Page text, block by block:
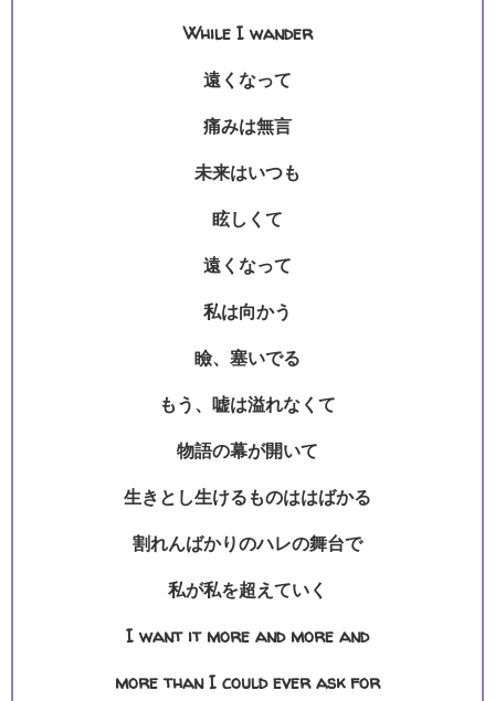
While I wander
遠くなって
痛みは無言
未来はいつも
眩しくて
遠くなって
私は向かう
瞼、塞いでる
もう、嘘は溢れなくて
物語の幕が開いて
生きとし生けるものははばかる
割れんばかりのハレの舞台で
私が私を超えていく
I want it more and more and
more than I could ever ask for